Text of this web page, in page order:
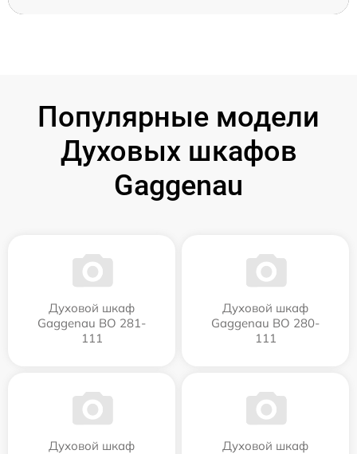
Популярные модели
Духовых шкафов
Gaggenau
Духовой шкаф
Gaggenau BO 281-
111
Духовой шкаф
Gaggenau BO 280-
111
Духовой шкаф
Духовой шкаф